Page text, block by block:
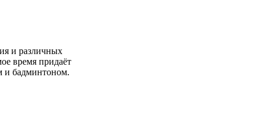
и различных
время придаёт
и бадминтоном.